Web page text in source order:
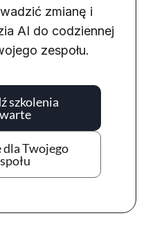
zmianę i
AI do codziennej
zespołu.
szkolenia
dla Twojego